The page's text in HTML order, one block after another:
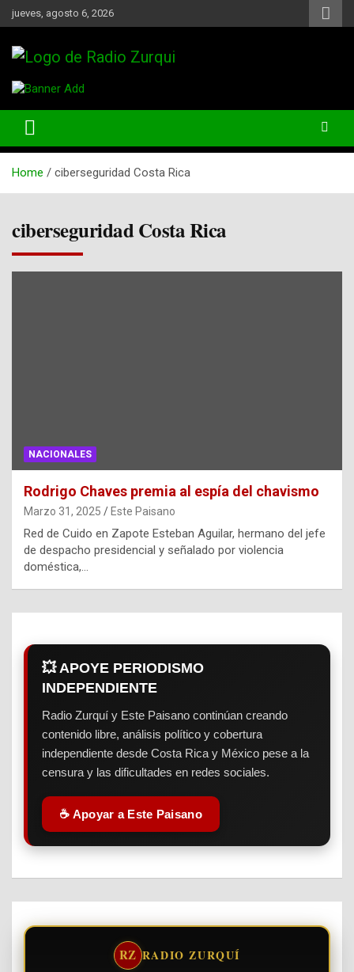
Skip
to
jueves, agosto 6, 2026
Radio Zurqui
Home ciberseguridad Costa Rica
ciberseguridad Costa Rica
NACIONALES
Rodrigo Chaves premia al espía del chavismo
Marzo 31, 2025 Este Paisano
Red de Cuido en Zapote Esteban Aguilar, hermano del jefe
de despacho presidencial y señalado por violencia
doméstica,…
💥 APOYE PERIODISMO
INDEPENDIENTE
Radio Zurquí y Este Paisano continúan creando
contenido libre, análisis político y cobertura
independiente desde Costa Rica y México pese a la
censura y las dificultades en redes sociales.
☕ Apoyar a Este Paisano
RZ RADIO ZURQUÍ